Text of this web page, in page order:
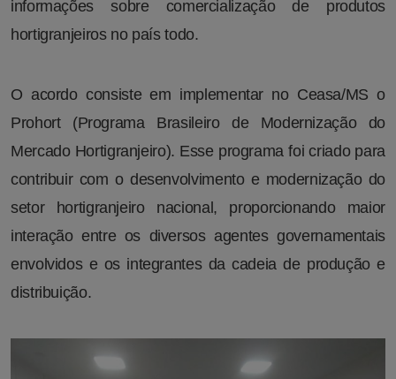
informações sobre comercialização de produtos
hortigranjeiros no país todo.
O acordo consiste em implementar no Ceasa/MS o
Prohort (Programa Brasileiro de Modernização do
Mercado Hortigranjeiro). Esse programa foi criado para
contribuir com o desenvolvimento e modernização do
setor hortigranjeiro nacional, proporcionando maior
interação entre os diversos agentes governamentais
envolvidos e os integrantes da cadeia de produção e
distribuição.